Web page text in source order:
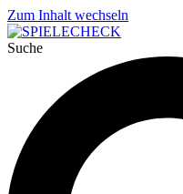
Zum Inhalt wechseln
Suche